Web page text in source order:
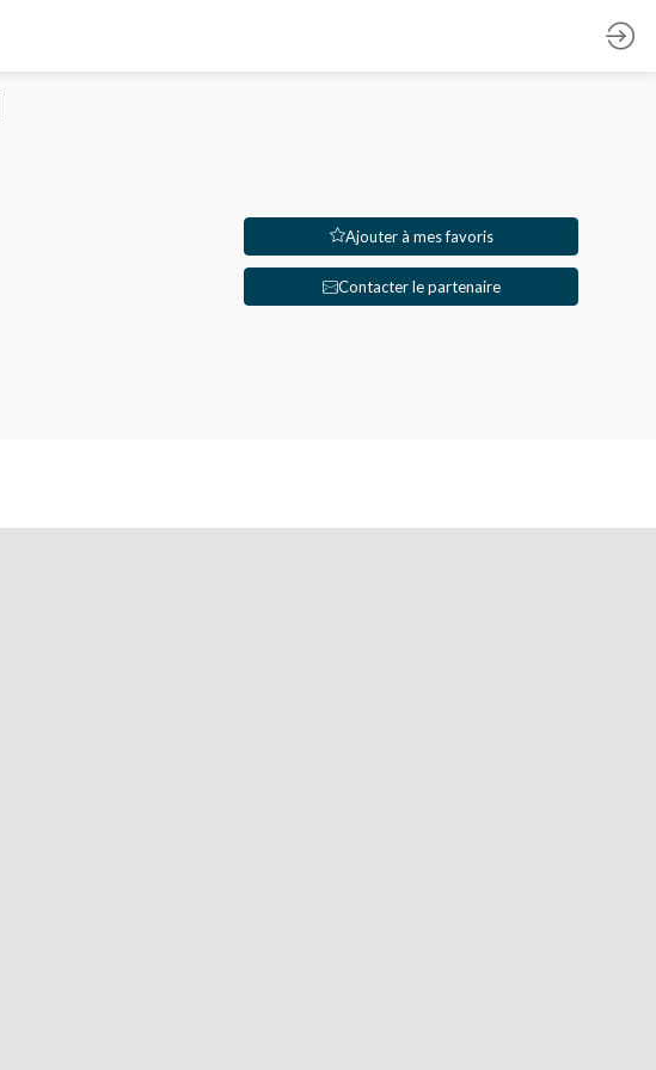
Ajouter à mes favoris
Contacter le partenaire